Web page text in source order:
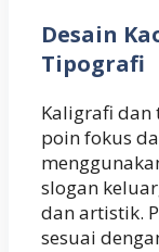
Desain
Tipografi
Kaligrafi dan
poin fokus
slogan
dan artistik.
sesuai